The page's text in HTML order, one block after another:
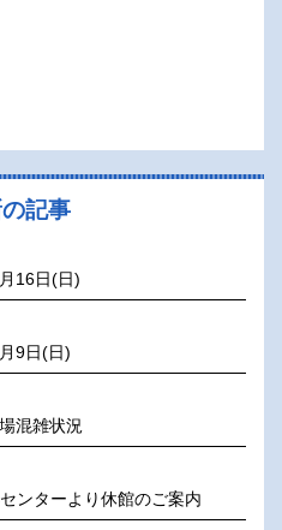
記事
16日(日)
9日(日)
混雑状況
ンターより休館のご案内